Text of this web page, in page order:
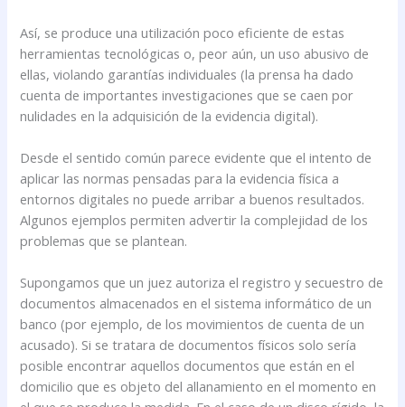
Así, se produce una utilización poco eficiente de estas
herramientas tecnológicas o, peor aún, un uso abusivo de
ellas, violando garantías individuales (la prensa ha dado
cuenta de importantes investigaciones que se caen por
nulidades en la adquisición de la evidencia digital).
Desde el sentido común parece evidente que el intento de
aplicar las normas pensadas para la evidencia física a
entornos digitales no puede arribar a buenos resultados.
Algunos ejemplos permiten advertir la complejidad de los
problemas que se plantean.
Supongamos que un juez autoriza el registro y secuestro de
documentos almacenados en el sistema informático de un
banco (por ejemplo, de los movimientos de cuenta de un
acusado). Si se tratara de documentos físicos solo sería
posible encontrar aquellos documentos que están en el
domicilio que es objeto del allanamiento en el momento en